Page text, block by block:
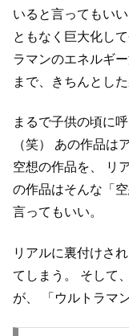
いると言ってもいい
ともなく巨大化し
ラマンのエネルギー
まで、きちんとし
まるで子供の頃に
（笑）
あの作品は
空想の作品を、
リ
の作品はそんな「
言ってもいい。
リアルに裏付けさ
てしまう。
そして
が、
「ウルトラマ